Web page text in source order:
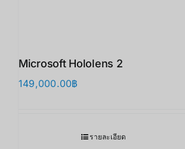
Microsoft Hololens 2
149,000.00฿
รายละเอียด